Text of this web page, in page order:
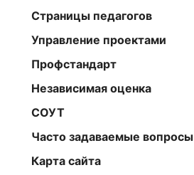
Страницы педагогов
Управление проектами
Профстандарт
Независимая оценка
СОУТ
Часто задаваемые вопросы
Карта сайта